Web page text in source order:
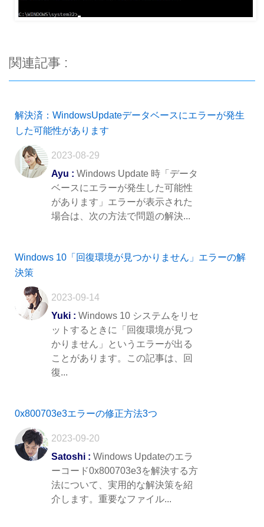
関連記事 :
解決済：WindowsUpdateデータベースにエラーが発生
した可能性があります
2023-08-29
Ayu : Windows Update 時「データ
ベースにエラーが発生した可能性
があります」エラーが表示された
場合は、次の方法で問題の解決...
Windows 10「回復環境が見つかりません」エラーの解
決策
2023-09-14
Yuki : Windows 10 システムをリセ
ットするときに「回復環境が見つ
かりません」というエラーが出る
ことがあります。この記事は、回
復...
0x800703e3エラーの修正方法3つ
2023-09-20
Satoshi : Windows Updateのエラ
ーコード0x800703e3を解決する方
法について、実用的な解決策を紹
介します。重要なファイル...